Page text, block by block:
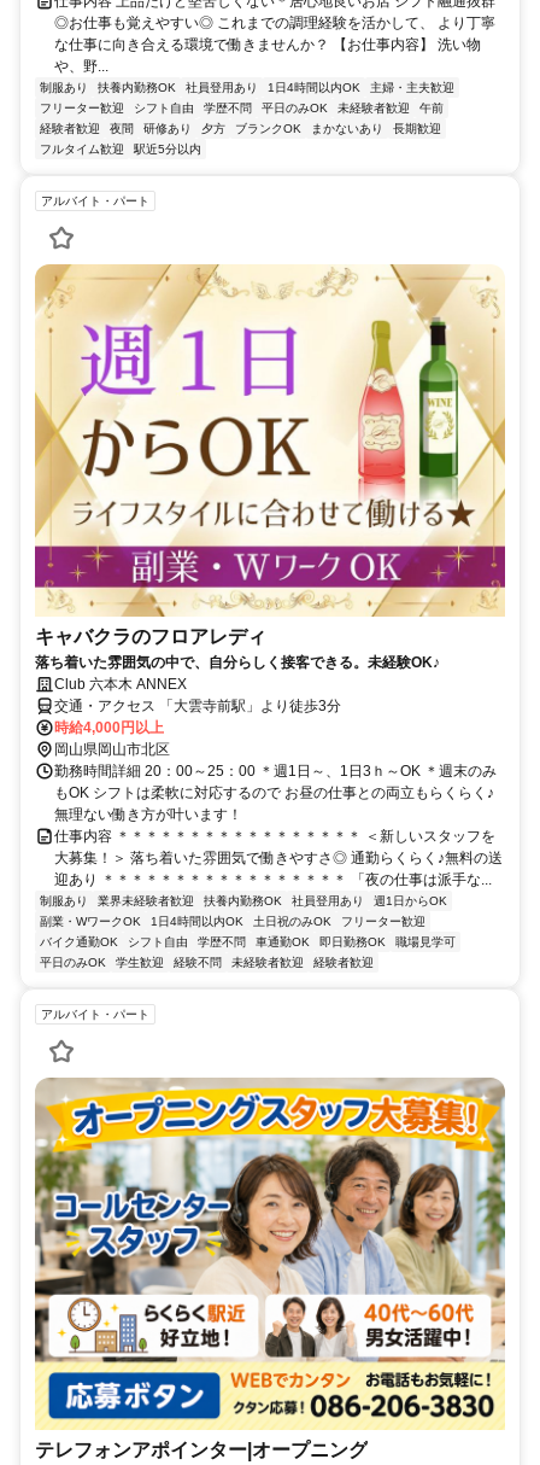
◎お仕事も覚えやすい◎ これまでの調理経験を活かして、 より丁寧
な仕事に向き合える環境で働きませんか？ 【お仕事内容】 洗い物
や、野...
制服あり 扶養内勤務OK 社員登用あり 1日4時間以内OK
主婦・主夫歓迎
フリーター歓迎
シフト自由 学歴不問 平日のみOK 未経験者歓迎
午前
経験者歓迎
夜間 研修あり 夕方 ブランクOK まかないあり
長期歓迎
フルタイム歓迎
駅近5分以内
アルバイト・パート
キャバクラのフロアレディ
落ち着いた雰囲気の中で、自分らしく接客できる。未経験OK♪
Club 六本木 ANNEX
交通・アクセス 「大雲寺前駅」より徒歩3分
時給4,000円以上
岡山県岡山市北区
勤務時間詳細 20：00～25：00 ＊週1日～、1日3ｈ～OK ＊週末のみ
もOK シフトは柔軟に対応するので お昼の仕事との両立もらくらく♪
無理ない働き方が叶います！
仕事内容 ＊＊＊＊＊＊＊＊＊＊＊＊＊＊＊＊＊ ＜新しいスタッフを
大募集！＞ 落ち着いた雰囲気で働きやすさ◎ 通勤らくらく♪無料の送
迎あり ＊＊＊＊＊＊＊＊＊＊＊＊＊＊＊＊＊ 「夜の仕事は派手な...
制服あり 業界未経験者歓迎 扶養内勤務OK 社員登用あり
週1日からOK
副業・WワークOK
1日4時間以内OK 土日祝のみOK
フリーター歓迎
バイク通勤OK
シフト自由 学歴不問 車通勤OK 即日勤務OK
職場見学可
平日のみOK
学生歓迎 経験不問 未経験者歓迎 経験者歓迎
アルバイト・パート
テレフォンアポインター|オープニング